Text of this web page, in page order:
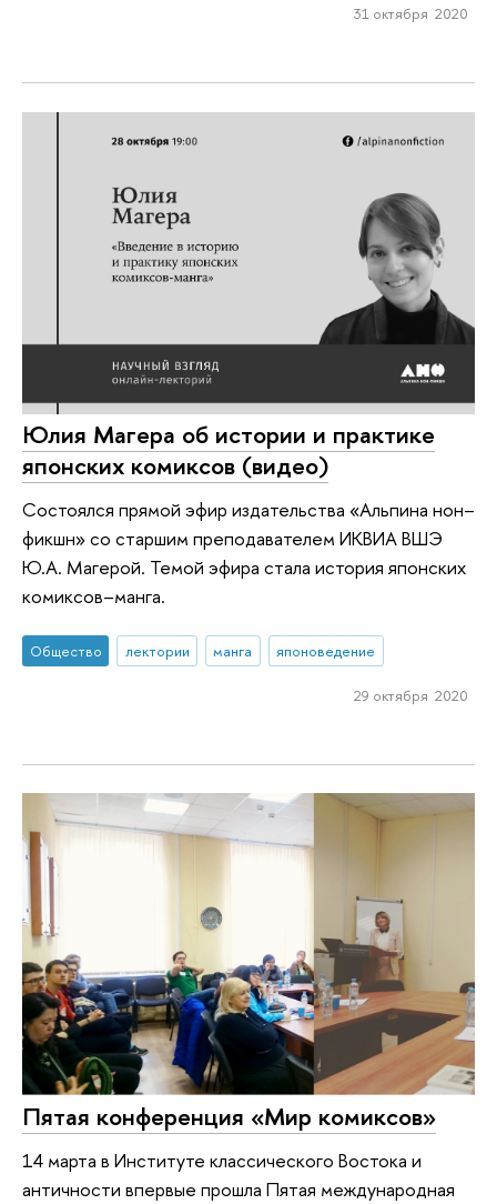
31 октября 2020
Юлия Магера об истории и практике
японских комиксов (видео)
Состоялся прямой эфир издательства «Альпина нон–
фикшн» со старшим преподавателем ИКВИА ВШЭ
Ю.А. Магерой. Темой эфира стала история японских
комиксов–манга.
Общество лектории манга японоведение
29 октября 2020
Пятая конференция «Мир комиксов»
14 марта в Институте классического Востока и
античности впервые прошла Пятая международная